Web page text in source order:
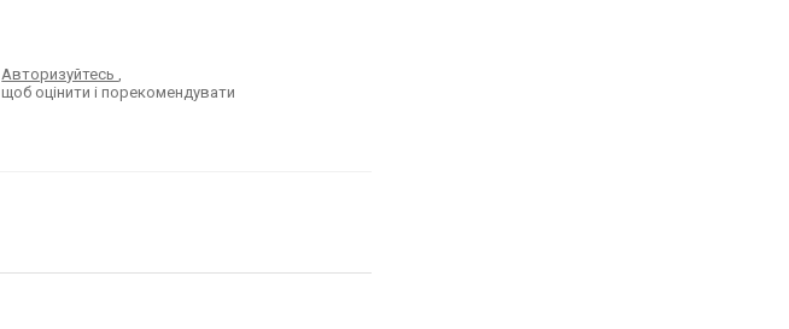
Авторизуйтесь,
щоб оцінити і порекомендувати